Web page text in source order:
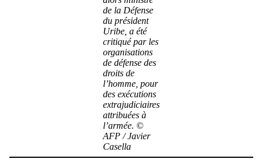
de la Défense
du président
Uribe, a été
critiqué par les
organisations
de défense des
droits de
l’homme, pour
des exécutions
extrajudiciaires
attribuées à
l’armée. ©
AFP / Javier
Casella